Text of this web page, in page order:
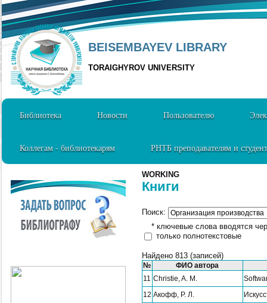
BEISEMBAYEV LIBRARY
TORAIGHYROV UNIVERSITY
Библиотека Новости Пользователю
Коллегам - библиотекарям РНТБ преподавателям и
WORKING
Книги
Поиск:
* ключевые слова вводятся
только полнотекстовые
Найдено 813 (записей)
№
ФИО автора
11 Christie, A. M.
12 Акофф, Р. Л.